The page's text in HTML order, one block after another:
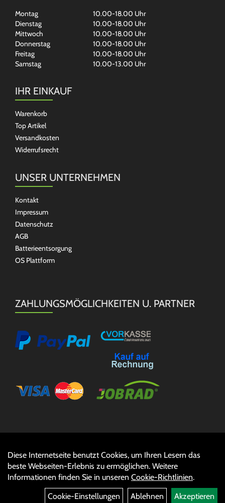
Montag
10.00-18.00 Uhr
Dienstag
10.00-18.00 Uhr
Mittwoch
10.00-18.00 Uhr
Donnerstag
10.00-18.00 Uhr
Freitag
10.00-18.00 Uhr
Samstag
10.00-13.00 Uhr
IHR EINKAUF
Warenkorb
Top Artikel
Versandkosten
Widerrufsrecht
UNSER UNTERNEHMEN
Kontakt
Impressum
Datenschutz
AGB
Batterieentsorgung
OS Plattform
ZAHLUNGSMÖGLICHKEITEN U. PARTNER
Diese Internetseite benutzt Cookies, um Ihren Lesern das
beste Webseiten-Erlebnis zu ermöglichen. Weitere
Informationen finden Sie in unseren Cookie-Richtlinien.
Cookie-Einstellungen
Ablehnen Akzeptieren
Auftrag widerrufen